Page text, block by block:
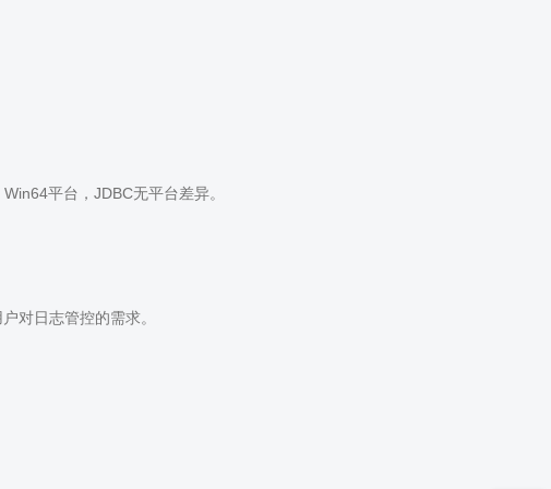
平台，JDBC无平台差异。
对日志管控的需求。